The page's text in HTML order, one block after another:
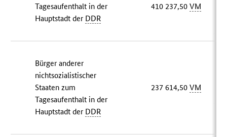
Tagesaufenthalt in der
Hauptstadt der DDR
410 237,50VM
Bürger anderer
nichtsozialistischer
Staaten zum
Tagesaufenthalt in der
Hauptstadt der DDR
237 614,50VM